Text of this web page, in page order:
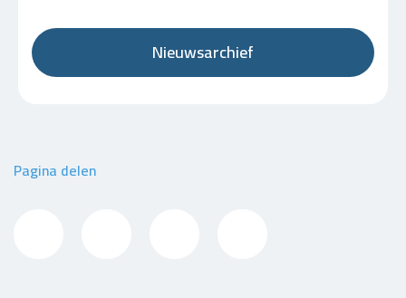
Nieuwsarchief
Pagina delen